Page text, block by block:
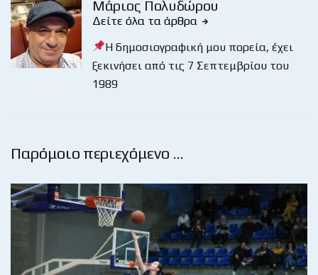
Μάριος Πολυδώρου
Δείτε όλα τα άρθρα
Η δημοσιογραφική μου πορεία, έχει
ξεκινήσει από τις 7 Σεπτεμβρίου του
1989
Παρόμοιο περιεχόμενο …